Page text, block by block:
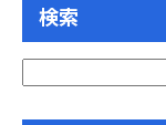
検索